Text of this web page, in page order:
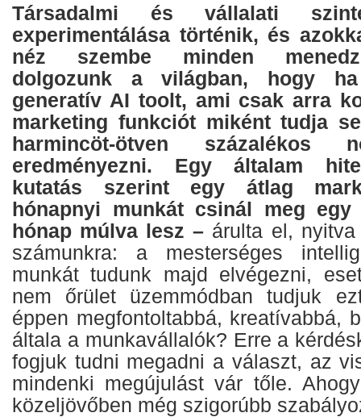
Társadalmi és vállalati
experimentálása történik, és
néz szembe minden
dolgozunk a világban, hogy
generatív AI toolt, ami csak arra
marketing funkciót miként tudja
harmincöt-ötven százalékos
eredményezni. Egy általam
kutatás szerint egy átlag
hónapnyi munkát csinál meg
hónap múlva lesz – árulta el,
számunkra: a mesterséges
munkát tudunk majd elvégezni,
nem őrület üzemmódban tudjuk
éppen megfontoltabbá, kreatívabbá,
általa a munkavállalók? Erre a
fogjuk tudni megadni a választ, az
mindenki megújulást vár tőle.
közeljövőben még szigorúbb